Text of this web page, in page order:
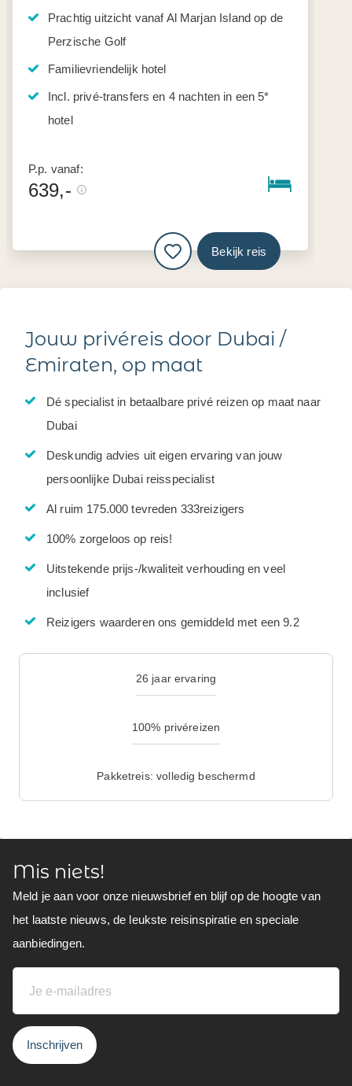
Prachtig uitzicht vanaf Al Marjan Island op de
Perzische Golf
Familievriendelijk hotel
Incl. privé-transfers en 4 nachten in een 5*
hotel
P.p. vanaf:
639,-
Bekijk reis
Jouw privéreis door Dubai /
Emiraten, op maat
Dé specialist in betaalbare privé reizen op maat naar
Dubai
Deskundig advies uit eigen ervaring van jouw
persoonlijke Dubai reisspecialist
Al ruim 175.000 tevreden 333reizigers
100% zorgeloos op reis!
Uitstekende prijs-/kwaliteit verhouding en veel
inclusief
Reizigers waarderen ons gemiddeld met een 9.2
26 jaar ervaring
100% privéreizen
Pakketreis: volledig beschermd
Mis niets!
Meld je aan voor onze nieuwsbrief en blijf op de hoogte van
het laatste nieuws, de leukste reisinspiratie en speciale
aanbiedingen.
Inschrijven